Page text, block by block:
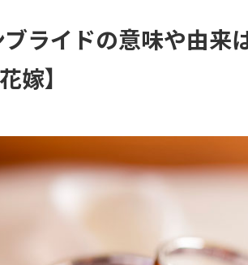
ライドの意味や由来
嫁】